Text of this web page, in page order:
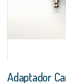
al
Adaptador